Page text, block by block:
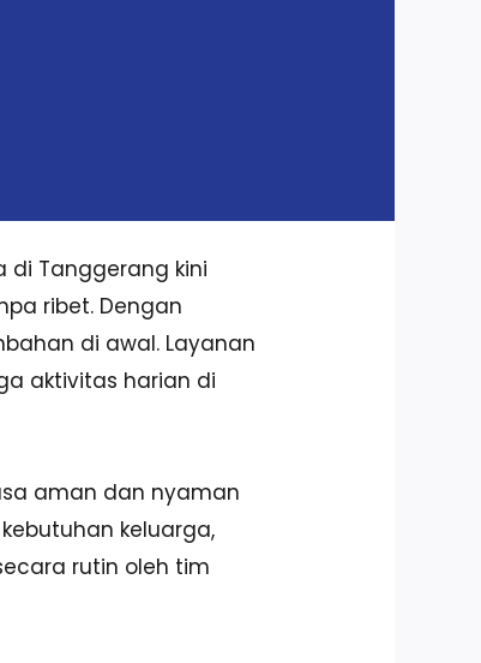
di Tanggerang kini
ribet. Dengan
di awal. Layanan
aktivitas harian di
aman dan nyaman
keluarga,
rutin oleh tim